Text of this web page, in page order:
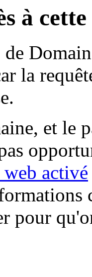
à
la
et le
web activé
pour